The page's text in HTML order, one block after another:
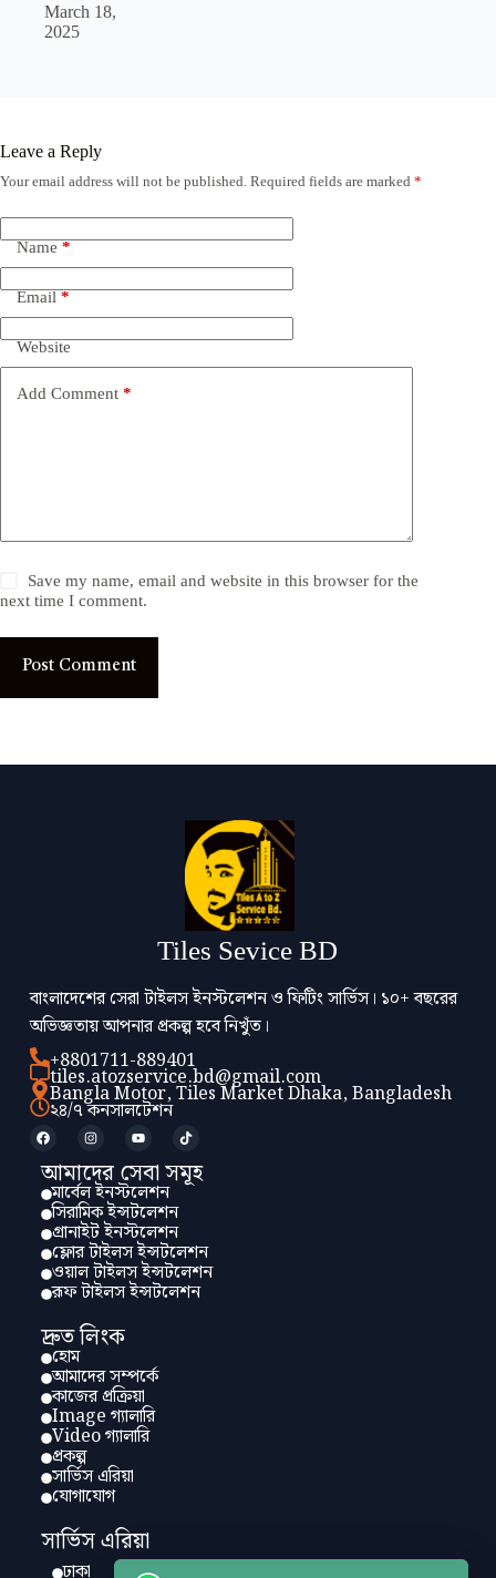
March 18,
2025
Leave a Reply
Your email address will not be published. Required fields are marked *
Name *
Email *
Website
Add Comment *
Save my name, email and website in this browser for the
next time I comment.
Post Comment
Tiles Sevice BD
বাংলাদেশের সেরা টাইলস ইনস্টলেশন ও ফিটিং সার্ভিস। ১০+ বছরের
অভিজ্ঞতায় আপনার প্রকল্প হবে নিখুঁত।
+8801711-889401
tiles.atozservice.bd@gmail.com
Bangla Motor, Tiles Market Dhaka, Bangladesh
২৪/৭ কনসালটেশন
আমাদের সেবা সমূহ
মার্বেল ইনস্টলেশন
সিরামিক ইন্সটলেশন
গ্রানাইট ইনস্টলেশন
ফ্লোর টাইলস ইন্সটলেশন
ওয়াল টাইলস ইন্সটলেশন
রূফ টাইলস ইন্সটলেশন
দ্রুত লিংক
হোম
আমাদের সম্পর্কে
কাজের প্রক্রিয়া
Image গ্যালারি
Video গ্যালারি
প্রকল্প
সার্ভিস এরিয়া
যোগাযোগ
সার্ভিস এরিয়া
ঢাকা